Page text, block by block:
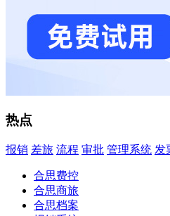
热点
报销 差旅 流程 审批 管理系统 发
合思费控
合思商旅
合思档案